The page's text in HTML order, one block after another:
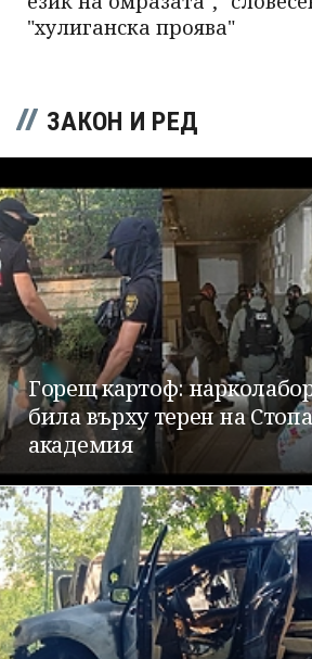
"хулиганска проява"
ЗАКОН И РЕД
Горещ картоф:
била върху терен на
академия